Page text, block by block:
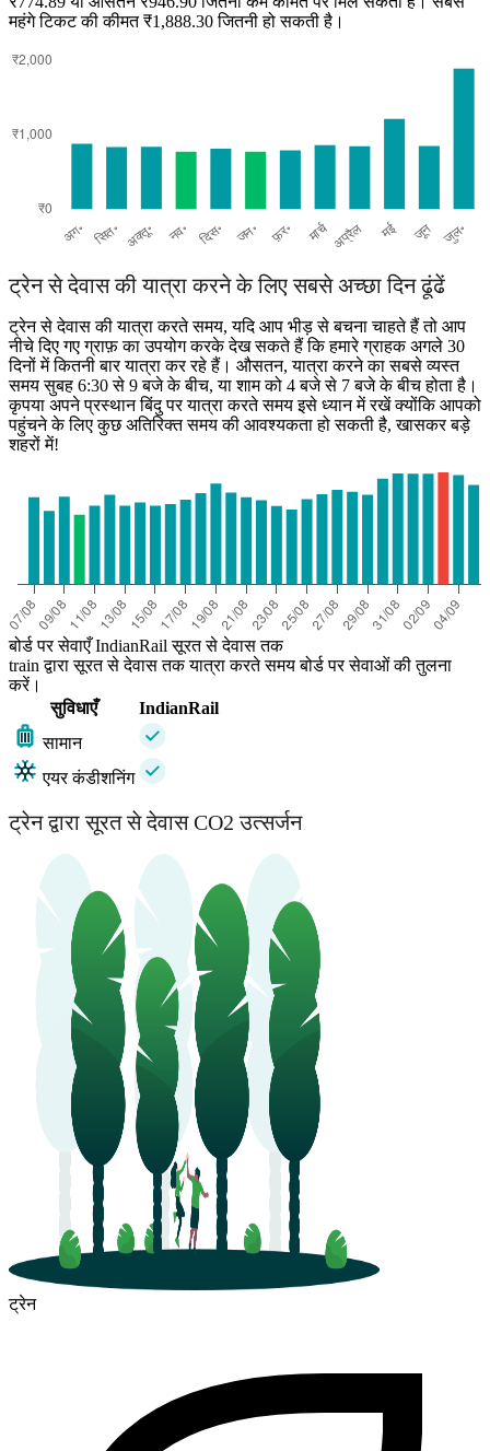
महंगे टिकट की कीमत ₹1,888.30 जितनी हो सकती है।
ट्रेन से देवास की यात्रा करने के लिए सबसे अच्छा दिन ढूंढें
ट्रेन से देवास की यात्रा करते समय, यदि आप भीड़ से बचना चाहते हैं तो आप
नीचे दिए गए ग्राफ़ का उपयोग करके देख सकते हैं कि हमारे ग्राहक अगले 30
दिनों में कितनी बार यात्रा कर रहे हैं। औसतन, यात्रा करने का सबसे व्यस्त
समय सुबह 6:30 से 9 बजे के बीच, या शाम को 4 बजे से 7 बजे के बीच होता है।
कृपया अपने प्रस्थान बिंदु पर यात्रा करते समय इसे ध्यान में रखें क्योंकि आपको
पहुंचने के लिए कुछ अतिरिक्त समय की आवश्यकता हो सकती है, खासकर बड़े
शहरों में!
बोर्ड पर सेवाएँ IndianRail सूरत से देवास तक
train द्वारा सूरत से देवास तक यात्रा करते समय बोर्ड पर सेवाओं की तुलना
करें।
सुविधाएँ
IndianRail
सामान
एयर कंडीशनिंग
ट्रेन द्वारा सूरत से देवास CO2 उत्सर्जन
ट्रेन